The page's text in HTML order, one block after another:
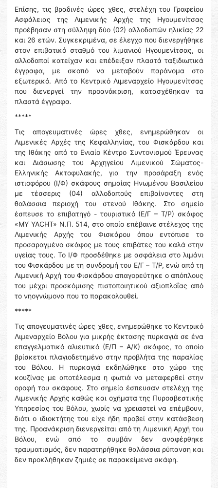
Επίσης, τις βραδινές ώρες χθες, στελέχη του Γραφείου
Ασφάλειας της Λιμενικής Αρχής της Ηγουμενίτσας
προέβησαν στη σύλληψη δύο (02) αλλοδαπών ηλικίας 22
και 26 ετών. Συγκεκριμένα, σε έλεγχο που διενεργήθηκε
στον επιβατικό σταθμό του λιμανιού Ηγουμενίτσας, οι
αλλοδαποί κατείχαν και επέδειξαν πλαστά ταξιδιωτικά
έγγραφα, με σκοπό να μεταβούν παράνομα στο
εξωτερικό. Από το Κεντρικό Λιμεναρχείο Ηγουμενίτσας
που διενεργεί την προανάκριση, κατασχέθηκαν τα
πλαστά έγγραφα.
*****
Τις απογευματινές ώρες χθες, ενημερώθηκαν οι
Λιμενικές Αρχές της Κεφαλληνίας, του Φισκάρδου και
της Ιθάκης από το Ενιαίο Κέντρο Συντονισμού Έρευνας
και Διάσωσης του Αρχηγείου Λιμενικού Σώματος-
Ελληνικής Ακτοφυλακής, για την προσάραξη ενός
ιστιοφόρου (Ι/Φ) σκάφους σημαίας Ηνωμένου Βασιλείου
με τέσσερις (04) αλλοδαπούς επιβαίνοντες στη
θαλάσσια περιοχή του στενού Ιθάκης. Στο σημείο
έσπευσε το επιβατηγό - τουριστικό (Ε/Γ – Τ/Ρ) σκάφος
«MY YACHT» Ν.Π. 514, στο οποίο επέβαινε στέλεχος της
Λιμενικής Αρχής του Φισκάρου όπου εντόπισε το
προσαραγμένο σκάφος με τους επιβάτες του καλά στην
υγείας τους. Το Ι/Φ προσδέθηκε με ασφάλεια στο λιμάνι
του Φισκάρδου με τη συνδρομή του Ε/Γ – Τ/Ρ, ενώ από τη
Λιμενική Αρχή του Φισκάρδου απαγορεύτηκε ο απόπλους
του μέχρι προσκόμισης πιστοποιητικού αξιοπλοΐας από
το νηογνώμονα που το παρακολουθεί.
*****
Τις απογευματινές ώρες χθες, ενημερώθηκε το Κεντρικό
Λιμεναρχείο Βόλου για μικρής έκτασης πυρκαγιά σε ένα
επαγγελματικό αλιευτικό (Ε/Π – Α/Κ) σκάφος, το οποίο
βρίσκεται πλαγιοδετημένο στην προβλήτα της παραλίας
του Βόλου. Η πυρκαγιά εκδηλώθηκε στο χώρο της
κουζίνας με αποτέλεσμα η φωτιά να μεταφερθεί στην
οροφή του σκάφους. Στο σημείο έσπευσαν στελέχη της
Λιμενικής Αρχής καθώς και οχήματα της Πυροσβεστικής
Υπηρεσίας του Βόλου, χωρίς να χρειαστεί να επέμβουν,
διότι ο ιδιοκτήτης του είχε ήδη προβεί στην κατάσβεση
της. Προανάκριση διενεργείται από τη Λιμενική Αρχή του
Βόλου, ενώ από το συμβάν δεν αναφέρθηκε
τραυματισμός, δεν παρατηρήθηκε θαλάσσια ρύπανση και
δεν προκλήθηκαν ζημιές σε παρακείμενα σκάφη.